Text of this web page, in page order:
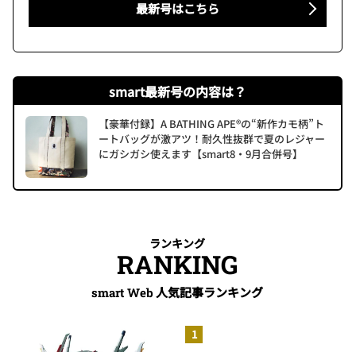
最新号はこちら
smart最新号の内容は？
【豪華付録】A BATHING APE®の“新作カモ柄”ト
ートバッグが激アツ！耐久性抜群で夏のレジャー
にガシガシ使えます【smart8・9月合併号】
ランキング
RANKING
smart Web人気記事ランキング